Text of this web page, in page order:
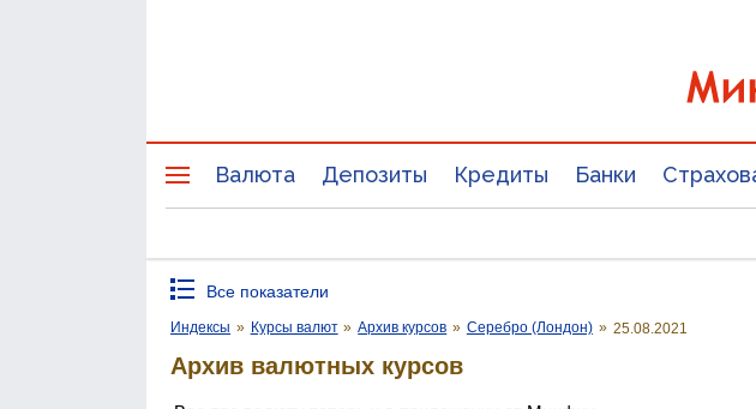
Валюта Депозиты Кредиты Банки
Все показатели
Индексы » Курсы валют » Архив курсов » Серебро (Лондон) » 25.08.2021
Архив валютных курсов